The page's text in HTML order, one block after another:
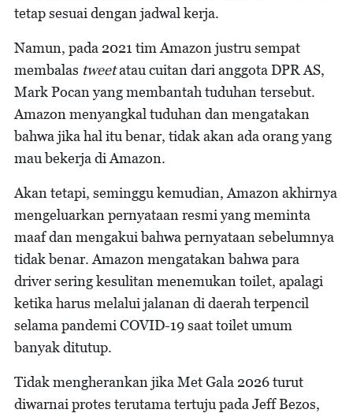
tetap sesuai dengan jadwal kerja.
Namun, pada 2021 tim Amazon justru sempat
membalas tweetatau cuitan dari anggota DPR AS,
Mark Pocan yang membantah tuduhan tersebut.
Amazon menyangkal tuduhan dan mengatakan
bahwa jika hal itu benar, tidak akan ada orang yang
mau bekerja di Amazon.
Akan tetapi, seminggu kemudian, Amazon akhirnya
mengeluarkan pernyataan resmi yang meminta
maaf dan mengakui bahwa pernyataan sebelumnya
tidak benar. Amazon mengatakan bahwa para
driver sering kesulitan menemukan toilet, apalagi
ketika harus melalui jalanan di daerah terpencil
selama pandemi COVID-19 saat toilet umum
banyak ditutup.
Tidak mengherankan jika Met Gala 2026 turut
diwarnai protes terutama tertuju pada Jeff Bezos,